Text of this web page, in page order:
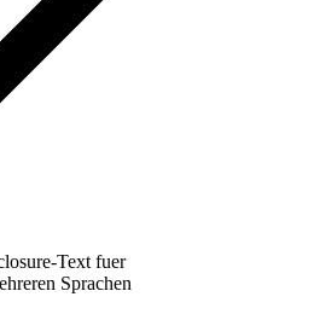
Text fuer
Sprachen